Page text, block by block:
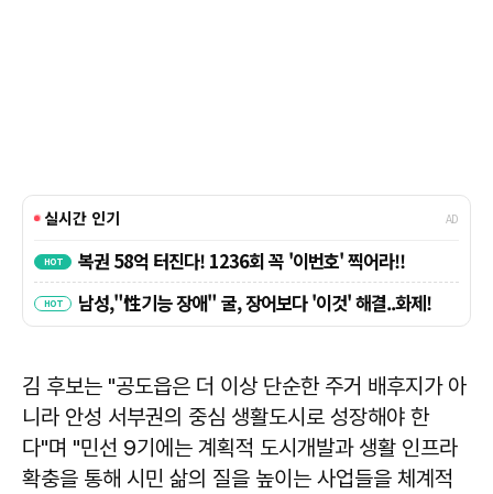
김 후보는 "공도읍은 더 이상 단순한 주거 배후지가 아
니라 안성 서부권의 중심 생활도시로 성장해야 한
다"며 "민선 9기에는 계획적 도시개발과 생활 인프라
확충을 통해 시민 삶의 질을 높이는 사업들을 체계적